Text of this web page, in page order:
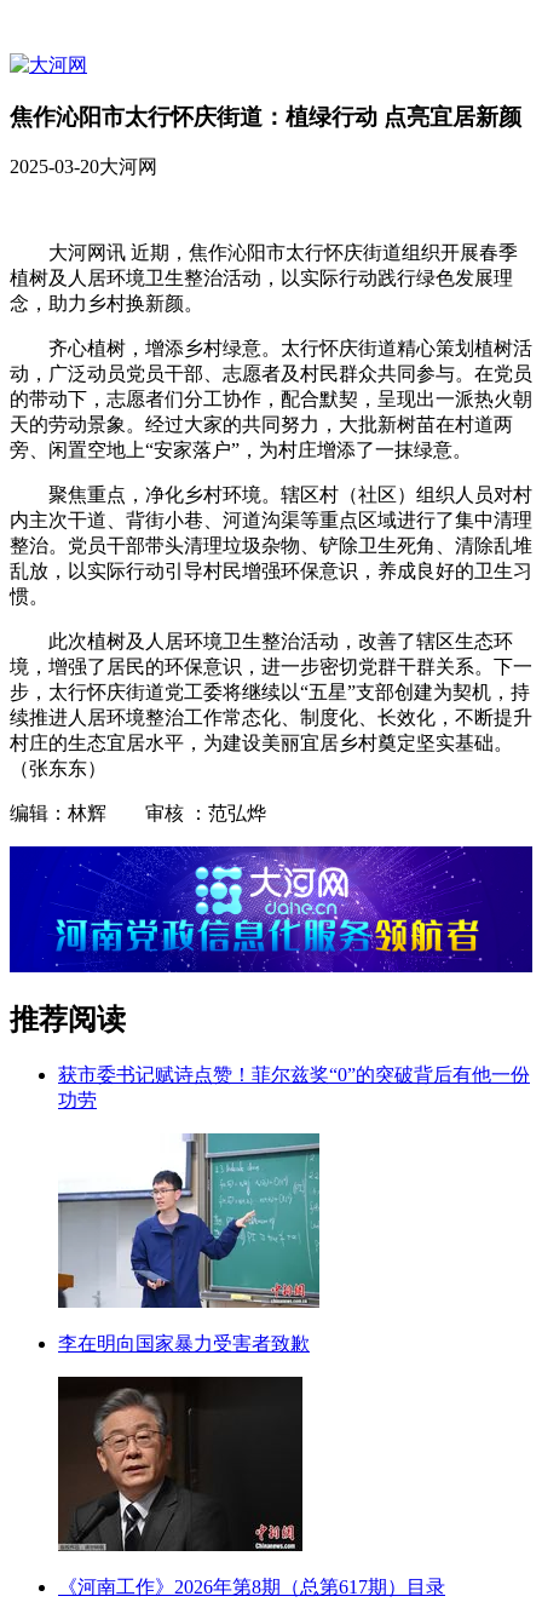
焦作沁阳市太行怀庆街道：植绿行动 点亮宜居新颜
2025-03-20大河网
大河网讯 近期，焦作沁阳市太行怀庆街道组织开展春季
植树及人居环境卫生整治活动，以实际行动践行绿色发展理
念，助力乡村换新颜。
齐心植树，增添乡村绿意。太行怀庆街道精心策划植树活
动，广泛动员党员干部、志愿者及村民群众共同参与。在党员
的带动下，志愿者们分工协作，配合默契，呈现出一派热火朝
天的劳动景象。经过大家的共同努力，大批新树苗在村道两
旁、闲置空地上“安家落户”，为村庄增添了一抹绿意。
聚焦重点，净化乡村环境。辖区村（社区）组织人员对村
内主次干道、背街小巷、河道沟渠等重点区域进行了集中清理
整治。党员干部带头清理垃圾杂物、铲除卫生死角、清除乱堆
乱放，以实际行动引导村民增强环保意识，养成良好的卫生习
惯。
此次植树及人居环境卫生整治活动，改善了辖区生态环
境，增强了居民的环保意识，进一步密切党群干群关系。下一
步，太行怀庆街道党工委将继续以“五星”支部创建为契机，持
续推进人居环境整治工作常态化、制度化、长效化，不断提升
村庄的生态宜居水平，为建设美丽宜居乡村奠定坚实基础。
（张东东）
编辑：林辉 审核 ：范弘烨
推荐阅读
获市委书记赋诗点赞！菲尔兹奖“0”的突破背后有他一份
功劳
李在明向国家暴力受害者致歉
《河南工作》2026年第8期（总第617期）目录